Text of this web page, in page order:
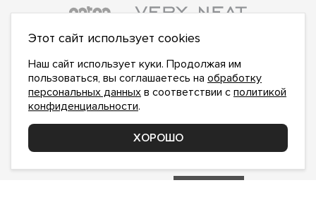
ПОДПИСАТЬСЯ НА НОВОСТИ:
сполитикой конфиденциальностиознакомлен и
Этот сайт использует cookies
Наш сайт использует куки. Продолжая им
пользоваться, вы соглашаетесь на обработку
персональных данных в соответствии с политикой
конфиденциальности.
ХОРОШО